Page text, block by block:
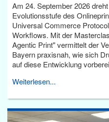
Am 24. September 2026
Evolutionsstufe des
Universal Commerce
Workflows. Mit der
Agentic Print" vermittelt der
Bayern praxisnah, wie sich
auf diese Entwicklung
Weiterlesen...